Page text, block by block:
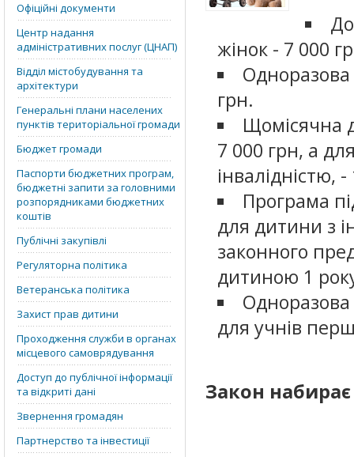
Офіційні документи
Центр надання
адміністративних послуг (ЦНАП)
Відділ містобудування та
архітектури
Генеральні плани населених
пунктів територіальної громади
Бюджет громади
Паспорти бюджетних програм,
бюджетні запити за головними
розпорядниками бюджетних
коштів
Публічні закупівлі
Регуляторна політика
Ветеранська політика
Захист прав дитини
Проходження служби в органах
місцевого самоврядування
Доступ до публічної інформації
та відкриті дані
Звернення громадян
Партнерство та інвестиції
жінок - 7 000
грн.
Щомісячна
7 000 грн, а
інвалідністю,
Програма
для дитини з
законного
дитиною 1
для учнів
Закон набирає